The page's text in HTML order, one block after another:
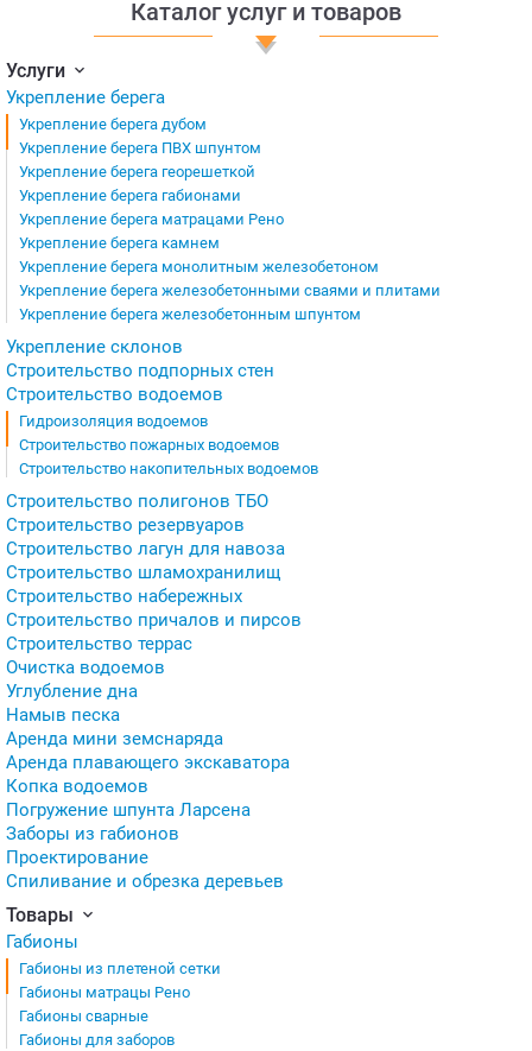
Каталог услуг и товаров
Услуги
Укрепление берега
Укрепление берега дубом
Укрепление берега ПВХ шпунтом
Укрепление берега георешеткой
Укрепление берега габионами
Укрепление берега матрацами Рено
Укрепление берега камнем
Укрепление берега монолитным железобетоном
Укрепление берега железобетонными сваями и плитами
Укрепление берега железобетонным шпунтом
Укрепление склонов
Строительство подпорных стен
Строительство водоемов
Гидроизоляция водоемов
Строительство пожарных водоемов
Строительство накопительных водоемов
Строительство полигонов ТБО
Строительство резервуаров
Строительство лагун для навоза
Строительство шламохранилищ
Строительство набережных
Строительство причалов и пирсов
Строительство террас
Очистка водоемов
Углубление дна
Намыв песка
Аренда мини земснаряда
Аренда плавающего экскаватора
Копка водоемов
Погружение шпунта Ларсена
Заборы из габионов
Проектирование
Спиливание и обрезка деревьев
Товары
Габионы
Габионы из плетеной сетки
Габионы матрацы Рено
Габионы сварные
Габионы для заборов